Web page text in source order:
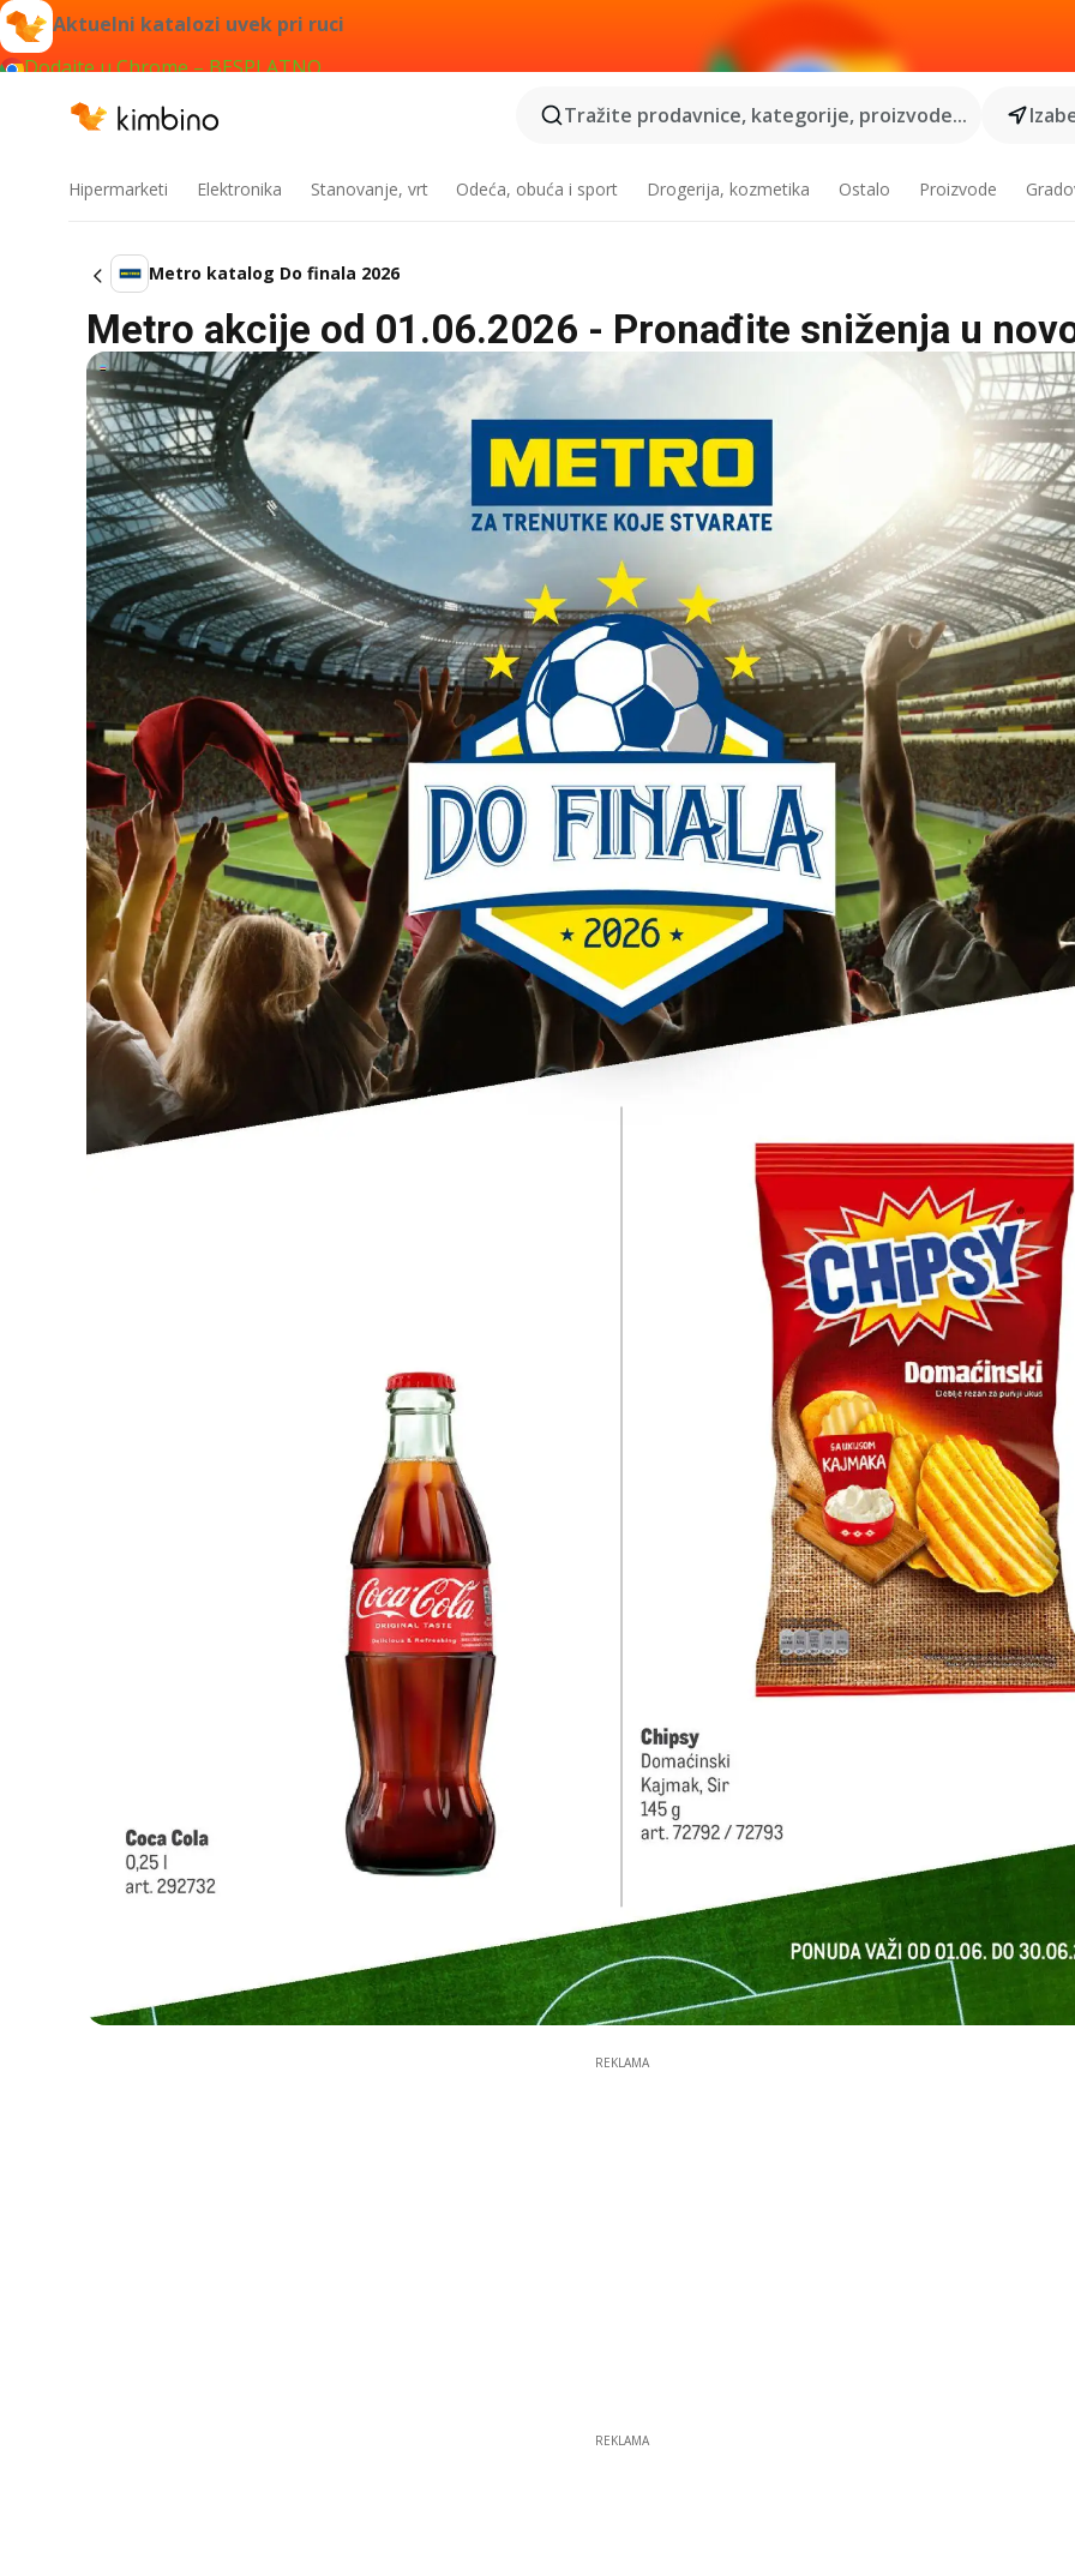
Aktuelni katalozi uvek pri ruci
Dodajte u Chrome – BESPLATNO
Tražite prodavnice, kategorije, proizvode...
Hipermarketi Elektronika Stanovanje, vrt Odeća, obuća i sport Drogerija, kozmetika Ostalo Proizvode
Metro katalog Do finala 2026
Metro akcije od 01.06.2026 - Pronađite sniženja u
REKLAMA
REKLAMA